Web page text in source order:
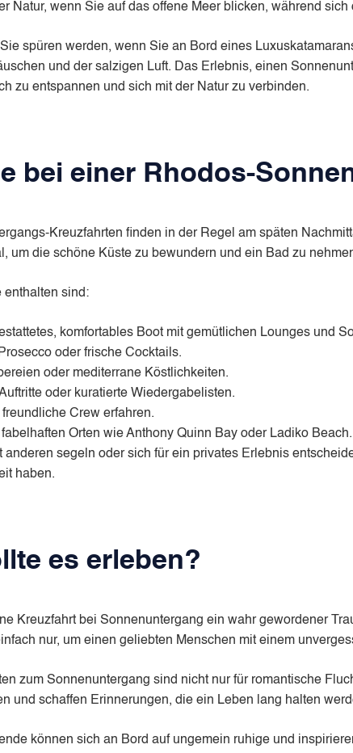
Natur, wenn Sie auf das offene Meer blicken, während
spüren werden, wenn Sie an Bord eines
und der salzigen Luft. Das Erlebnis, einen
zu entspannen und sich mit der Natur zu verbinden.
bei einer Rhodos-
Kreuzfahrten finden in der Regel am späten
um die schöne Küste zu bewundern und ein Bad zu
enthalten sind:
komfortables Boot mit gemütlichen Lounges und
oder frische Cocktails.
oder mediterrane Köstlichkeiten.
oder kuratierte Wiedergabelisten.
Crew erfahren.
Orten wie Anthony Quinn Bay oder Ladiko Beach.
anderen segeln oder sich für ein privates Erlebnis
haben.
es erleben?
Kreuzfahrt bei Sonnenuntergang ein wahr gewordener
nur, um einen geliebten Menschen mit einem
zum Sonnenuntergang sind nicht nur für romantische
und schaffen Erinnerungen, die ein Leben lang halten
können sich an Bord auf ungemein ruhige und